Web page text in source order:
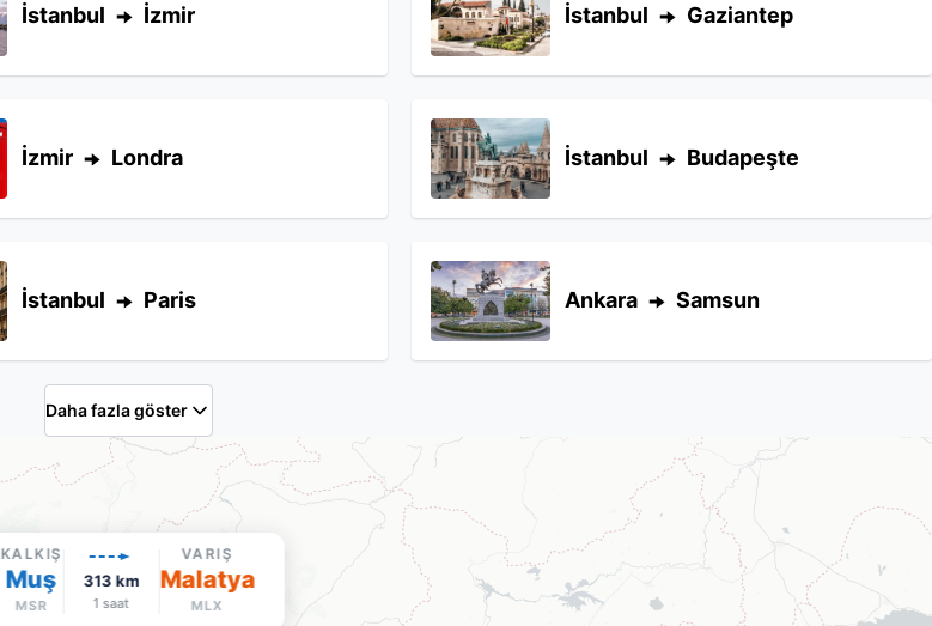
İstanbul İzmir İstanbul Gaziantep
İzmir Londra İstanbul Budapeşte
İstanbul Paris Ankara Samsun
Daha fazla göster
KALKIŞ
Muş
MSR
313 km
1 saat
VARIŞ
Malatya
MLX